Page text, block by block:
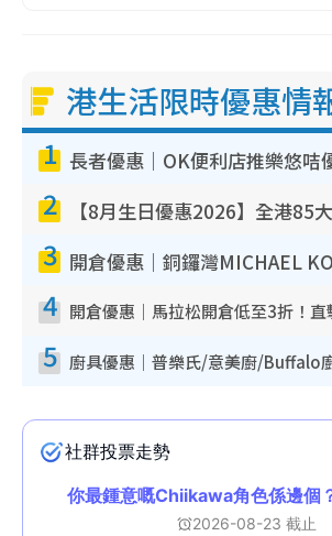
港生活限時優惠情
1
2
3
4
5